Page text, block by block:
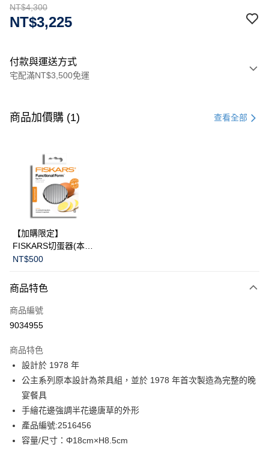
NT$4,300
NT$3,225
付款與運送方式
宅配滿NT$3,500免運
信用卡一次付款
3 期 0 利率 每期
合作金庫商業銀行
華南商業銀行
上海商業儲蓄銀行
國泰世華商業銀行
臺灣中小企業銀行
匯豐（台灣）商業銀行
聯邦商業銀行
元大商業銀行
台新國際商業銀行
LINE Pay
Apple Pay
運送方式
黑貓宅急便
商品加價購 (1) 查看全部
【加購限定】
FISKARS切蛋器(本商
品不提供破損保證)
NT$500
商品特色
商品編號
9034955
商品特色
設計於 1978 年
公主系列原本設計為茶具組，並於 1978 年首次製造為完整的晚
宴餐具
手繪花邊強調半花邊唐草的外形
產品編號:2516456
容量/尺寸：Φ18cm×H8.5cm